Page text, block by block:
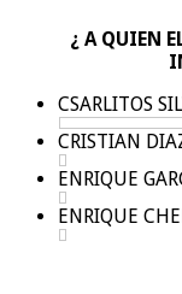
¿ A QUIEN
CSARLITOS
CRISTIAN
ENRIQUE
ENRIQUE